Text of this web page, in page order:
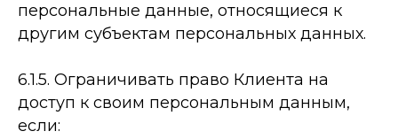
персональные данные, относящиеся к
другим субъектам персональных данных.
6.1.5. Ограничивать право Клиента на
доступ к своим персональным данным,
если: